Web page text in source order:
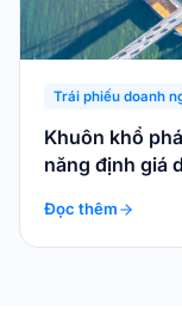
Trái phiếu doanh
Khuôn khổ
năng định giá
Đọc thêm